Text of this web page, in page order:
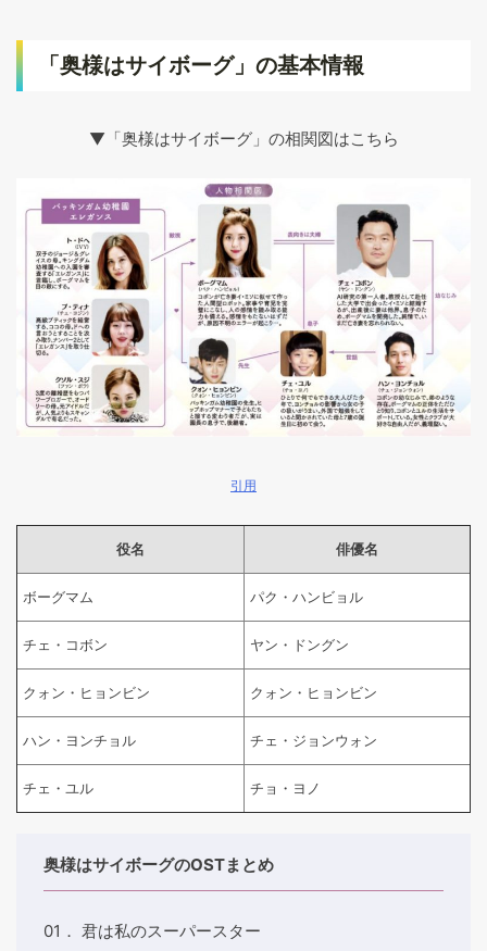
「奥様はサイボーグ」の基本情報
▼「奥様はサイボーグ」の相関図はこちら
引用
役名 俳優名
ボーグマム パク・ハンビョル
チェ・コボン ヤン・ドングン
クォン・ヒョンビン クォン・ヒョンビン
ハン・ヨンチョル チェ・ジョンウォン
チェ・ユル チョ・ヨノ
奥様はサイボーグのOSTまとめ
01． 君は私のスーパースター